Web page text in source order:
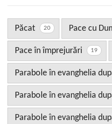
Păcat 20 Pace cu
Pace în împrejurări 19
Parabole în evanghelia
Parabole în evanghelia
Parabole în evanghelia